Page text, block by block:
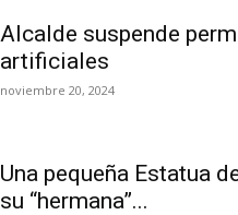
Alcalde suspende
artificiales
noviembre 20, 2024
Una pequeña Estatua
su “hermana”...